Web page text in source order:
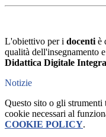
L'obiettivo per i docenti è
qualità dell'insegnamento
Didattica Digitale
Notizie
Questo sito o gli
cookie necessari al
COOKIE POLICY.